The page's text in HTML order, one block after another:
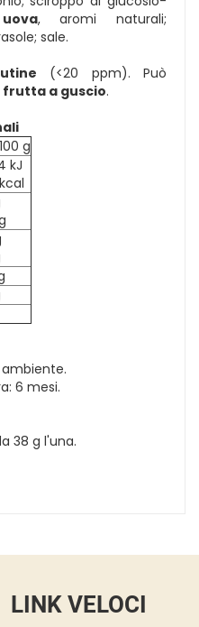
uova, aromi naturali;
sale.
(<20 ppm). Può
frutta a guscio.
g
kJ
6 mesi.
38 g l'una.
LINK VELOCI